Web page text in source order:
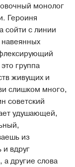
монолог
Героиня
сойти с линии
группа
живущих и
слишком много,
советский
удушающей,
из
вдруг
другие слова